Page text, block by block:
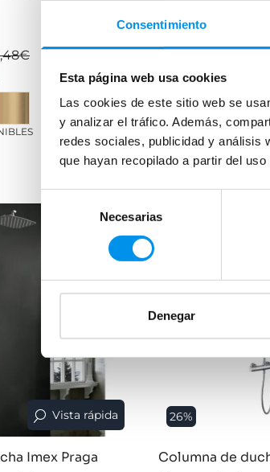
Consentimiento
Esta página web usa cookies
Las cookies de este sitio web se
y analizar el tráfico. Además,
redes sociales, publicidad y análisis
que hayan recopilado a partir del
consentimiento
Necesarias
Denegar
Ver opciones›
Vista rápida
Imex Praga
26%
Columna de